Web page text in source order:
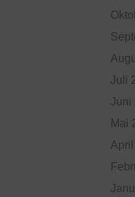
Juli
Juni
Mai